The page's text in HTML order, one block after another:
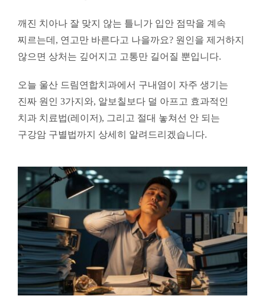
깨진 치아나 잘 맞지 않는 틀니가 입안 점막을 계속
찌르는데, 연고만 바른다고 나을까요? 원인을 제거하지
않으면 상처는 깊어지고 고통만 길어질 뿐입니다.
오늘 울산 드림연합치과에서 구내염이 자주 생기는
진짜 원인 3가지와, 알보칠보다 덜 아프고 효과적인
치과 치료법(레이저), 그리고 절대 놓쳐선 안 되는
구강암 구별법까지 상세히 알려드리겠습니다.